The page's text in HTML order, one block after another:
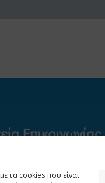
τα cookies που είναι